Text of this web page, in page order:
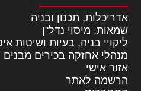
אדריכלות, תכנון ובניה
שמאות, מיסוי נדל"ן
ליקויי בניה, בעיות ושיטות
מנהלי אחזקה בכירים מבנים
אזור אישי
הרשמה לאתר